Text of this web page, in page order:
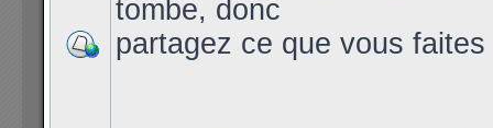
tombe, donc
partagez ce que vous faites